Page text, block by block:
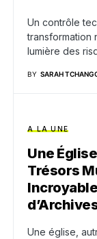
Un contrôle
transformation
lumière des
BY SARAH
A LA UNE
Une
Trésors
Une église,